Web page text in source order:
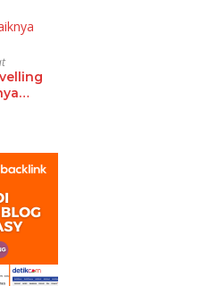
Sekolah